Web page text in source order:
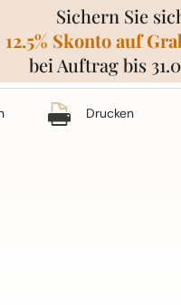
Sichern Sie
12.5% Skonto auf
bei Auftrag bis
Drucken